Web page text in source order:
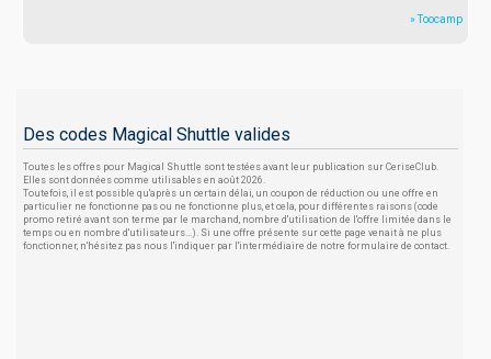
» Toocamp
Des codes Magical Shuttle valides
Toutes les offres pour Magical Shuttle sont testées avant leur publication sur CeriseClub.
Elles sont données comme utilisables en août 2026.
Toutefois, il est possible qu'après un certain délai, un coupon de réduction ou une offre en
particulier ne fonctionne pas ou ne fonctionne plus, et cela, pour différentes raisons (code
promo retiré avant son terme par le marchand, nombre d'utilisation de l'offre limitée dans le
temps ou en nombre d'utilisateurs...). Si une offre présente sur cette page venait à ne plus
fonctionner, n'hésitez pas nous l'indiquer par l'intermédiaire de notre formulaire de contact.